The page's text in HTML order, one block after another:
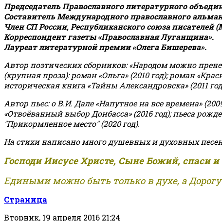
Председатель Православного литературного
Составитель Международного православного
Член СП России, Республиканского союза
Корреспондент газеты «Православная Луганщина».
Лауреат литературной премии «Олега Бишерева».
Автор поэтических сборников: «Народом можно
(крупная проза): роман «Ольга» (2010 год); роман
историческая книга «Тайны Александровска» (2011
Автор пьес: о В.И. Дале «Напутное на все времена»
«Отвоёванный выбор Донбасса» (2016 год); пьеса
"Прикормленное место" (2020 год).
На стихи написано много душевных и духовных
Господи Иисусе Христе, Сыне Божий, спаси
Едиными можно быть только в духе, а
Страница
Вторник, 19 апреля 2016 21:24